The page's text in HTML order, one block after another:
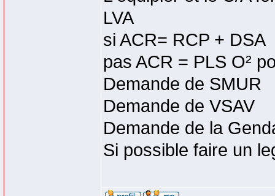
LVA
si ACR= RCP + DSA
pas ACR = PLS O²
Demande de SMUR
Demande de VSAV
Demande de la
Si possible faire un